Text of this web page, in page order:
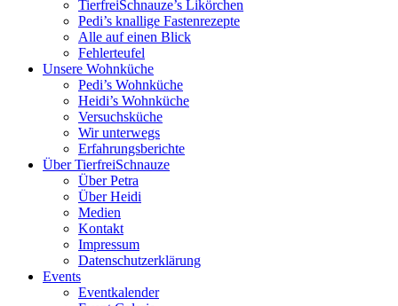
TierfreiSchnauze’s Likörchen
Pedi’s knallige Fastenrezepte
Alle auf einen Blick
Fehlerteufel
Unsere Wohnküche
Pedi’s Wohnküche
Heidi’s Wohnküche
Versuchsküche
Wir unterwegs
Erfahrungsberichte
Über TierfreiSchnauze
Über Petra
Über Heidi
Medien
Kontakt
Impressum
Datenschutzerklärung
Events
Eventkalender